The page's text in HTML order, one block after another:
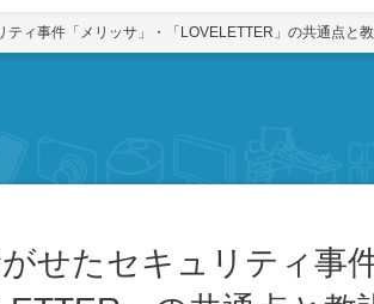
ティ事件「メリッサ」・「LOVELETTER」の共通点と
せたセキュリティ事